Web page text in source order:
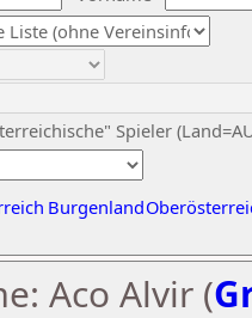
Spieler
Burgenland
Aco Alvir (